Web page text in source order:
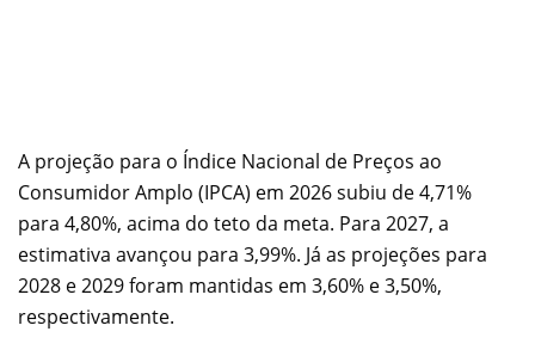
A projeção para o Índice Nacional de Preços ao
Consumidor Amplo (IPCA) em 2026 subiu de 4,71%
para 4,80%, acima do teto da meta. Para 2027, a
estimativa avançou para 3,99%. Já as projeções para
2028 e 2029 foram mantidas em 3,60% e 3,50%,
respectivamente.